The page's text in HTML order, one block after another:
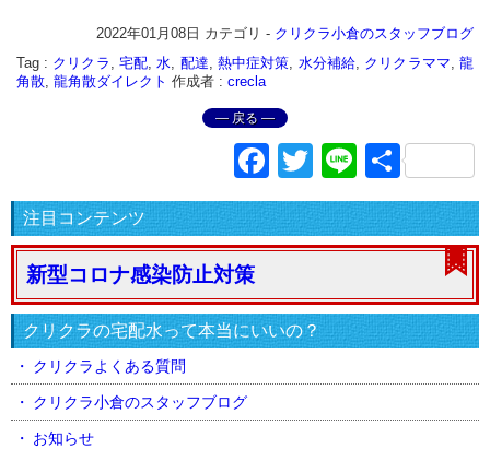
Facebook
Twitter
Line共
有
2022年01月08日 カテゴリ - クリクラ小倉のスタッフブログ
Tag : クリクラ , 宅配,水, 配達, 熱中症対策, 水分補給, クリクラママ,龍
角散, 龍角散ダイレクト 作成者 : crecla
― 戻る ―
注目コンテンツ
新型コロナ感染防止対策
クリクラの宅配水って本当にいいの？
クリクラよくある質問
クリクラ小倉のスタッフブログ
お知らせ